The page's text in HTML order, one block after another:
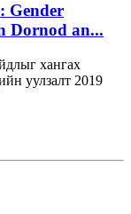
Gender
Dornod an...
хангах
уулзалт 2019